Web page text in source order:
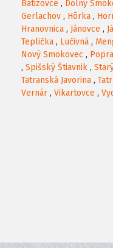
Batizovce , Dolný
Gerlachov , Hôrka ,
Hranovnica , Jánovce ,
Teplička , Lučivná ,
Nový Smokovec ,
, Spišský Štiavnik ,
Tatranská Javorina ,
Vernár , Vikartovce ,